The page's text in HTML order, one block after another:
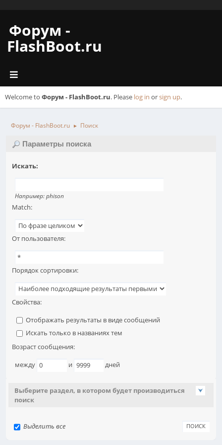
Форум -
FlashBoot.ru
Welcome to Форум - FlashBoot.ru. Please log in orsign up.
Форум - FlashBoot.ru ► Поиск
Параметры поиска
Искать:
Например:phison
Match:
От пользователя:
Порядок сортировки:
Свойства:
Отображать результаты в виде сообщений
Искать только в названиях тем
Возраст сообщения:
между
и дней
Выберите раздел, в котором будет производиться
поиск
Выделить все